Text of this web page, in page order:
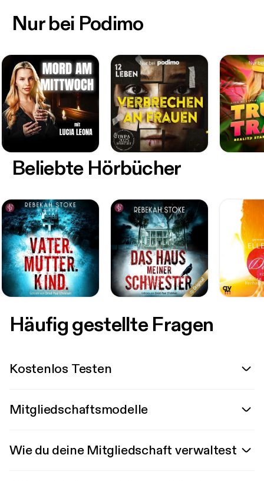
Nur bei Podimo
Beliebte Hörbücher
Häufig gestellte Fragen
Kostenlos Testen
Mitgliedschaftsmodelle
Wie du deine Mitgliedschaft verwaltest